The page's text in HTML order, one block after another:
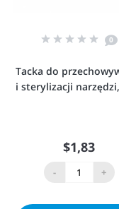
0
Tacka do
i sterylizacji
$1,83
- +